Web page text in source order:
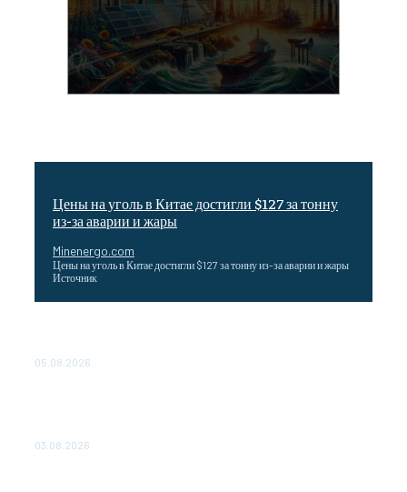
Цены на уголь в Китае достигли $127 за тонну
из-за аварии и жары
Minenergo.com
Цены на уголь в Китае достигли $127 за тонну из-за аварии и жары
Источник
05.08.2026
03.08.2026